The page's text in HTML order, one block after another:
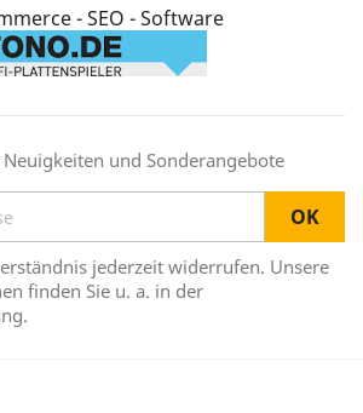
- SEO - Software
Neuigkeiten und Sonderangebote
jederzeit widerrufen. Unsere
finden Sie u. a. in der